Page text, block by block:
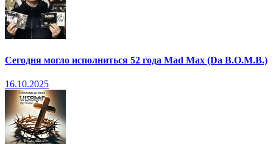
Сегодня могло исполниться 52 года Mad Max (Da B.O.M.B.)
16.10.2025